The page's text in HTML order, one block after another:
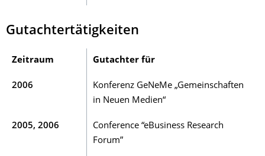
Gutachtertätigkeiten
Zeitraum Gutachter für
2006
Konferenz GeNeMe „Gemeinschaften
in Neuen Medien“
2005, 2006
Conference “eBusiness Research
Forum”